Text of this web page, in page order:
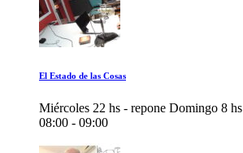
El Estado de las Cosas
Miércoles 22 hs - repone Domingo 8 hs
08:00 - 09:00